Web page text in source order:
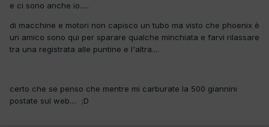
e ci sono anche io.....
di macchine e motori non capisco un tubo ma visto che phoenix è
un amico sono qui per sparare qualche minchiata e farvi rilassare
tra una registrata alle puntine e l'altra....
certo che se penso che mentre mi carburate la 500 giannini
postate sul web.... ;D